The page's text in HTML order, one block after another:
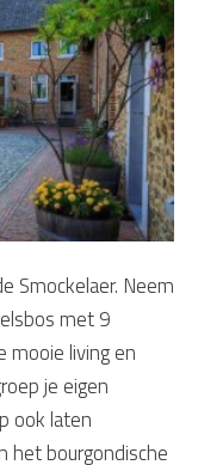
Smockelaer. Neem
met 9
mooie living en
je eigen
ook laten
het bourgondische